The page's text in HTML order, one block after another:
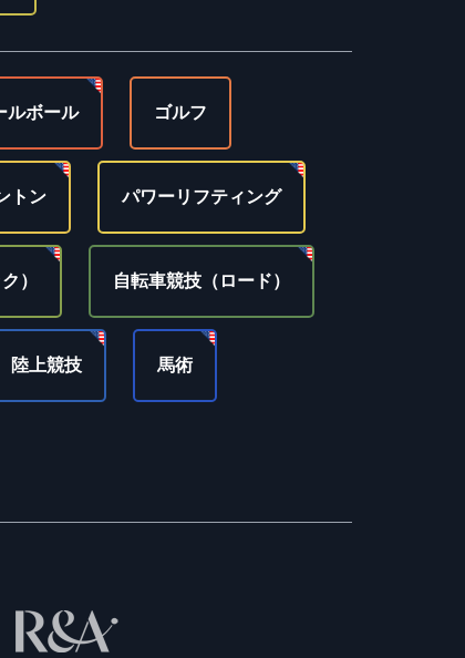
ルボール ゴルフ
トン パワーリフティング
） 自転車競技（ロード）
陸上競技 馬術